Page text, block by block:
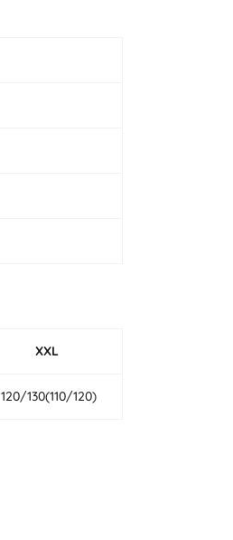
XXL
120/130(110/120)